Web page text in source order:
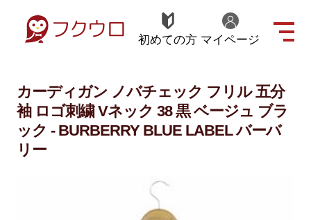
初めての方 マイページ
カーディガン ノバチェック フリル 五分
袖 ロゴ刺繍 Vネック 38 黒 ベージュ ブラ
ック - BURBERRY BLUE LABEL バーバ
リー